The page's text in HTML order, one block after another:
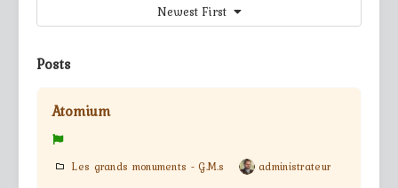
Newest First
Posts
Atomium
Les grands monuments - G.M.s
administrateur